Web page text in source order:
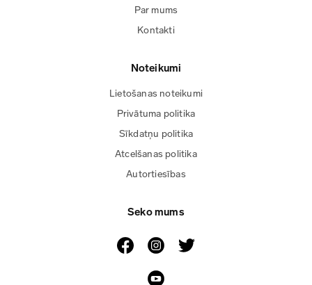
Par mums
Kontakti
Noteikumi
Lietošanas noteikumi
Privātuma politika
Sīkdatņu politika
Atcelšanas politika
Autortiesības
Seko mums